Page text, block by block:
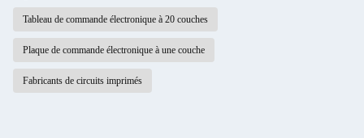
Tableau de commande électronique à 20 couches
Plaque de commande électronique à une couche
Fabricants de circuits imprimés